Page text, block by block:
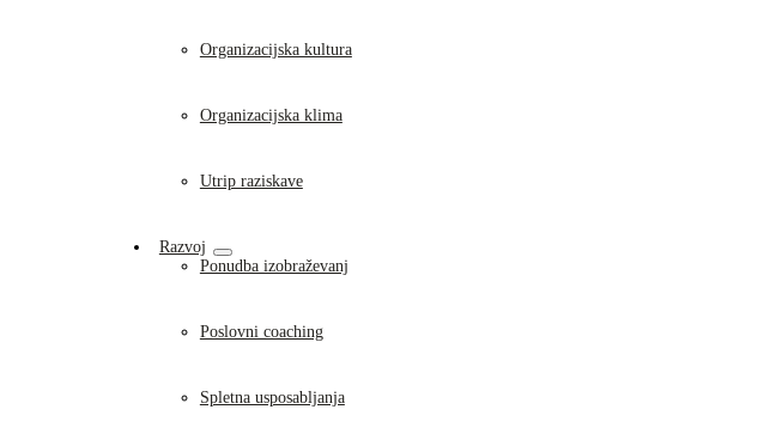
Organizacijska kultura
Organizacijska klima
Utrip raziskave
Razvoj
Ponudba izobraževanj
Poslovni coaching
Spletna usposabljanja